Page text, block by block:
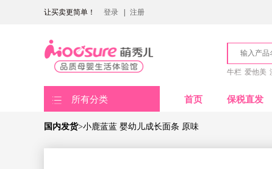
让买卖更简单！ 登录 注册
牛栏 爱他美
所有分类 首页 保税直发
国内发货>小鹿蓝蓝 婴幼儿成长面条 原味